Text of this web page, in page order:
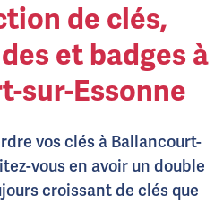
de clés,
et badges à
sur-Essonne
vos clés à Ballancourt-
vous en avoir un double
croissant de clés que